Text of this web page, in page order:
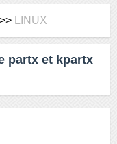
LINUX
partx et kpartx